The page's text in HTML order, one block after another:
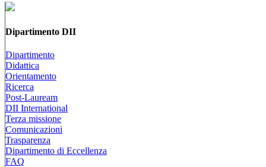
Dipartimento DII
Dipartimento
Didattica
Orientamento
Ricerca
Post-Lauream
DII International
Terza missione
Comunicazioni
Trasparenza
Dipartimento di Eccellenza
FAQ